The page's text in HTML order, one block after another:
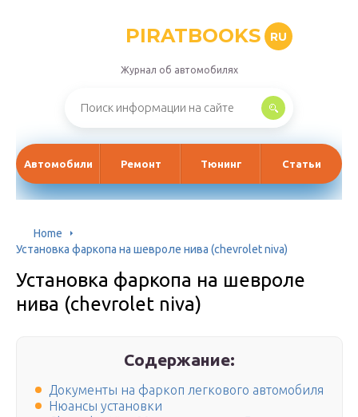
PIRATBOOKS RU
Журнал об автомобилях
Автомобили Ремонт Тюнинг Статьи
Home
Установка фаркопа на шевроле нива (chevrolet niva)
Установка фаркопа на шевроле
нива (chevrolet niva)
Содержание:
Документы на фаркоп легкового автомобиля
Нюансы установки